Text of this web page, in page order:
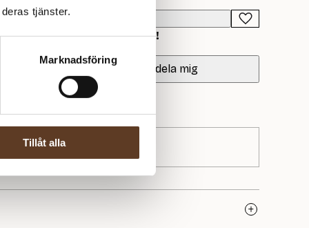
tjänster.
Marknadsföring
Tillåt alla
Lägg i varukorg
när fler är tillbaka i lager!
Meddela mig